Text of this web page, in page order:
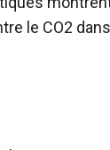
le CO2